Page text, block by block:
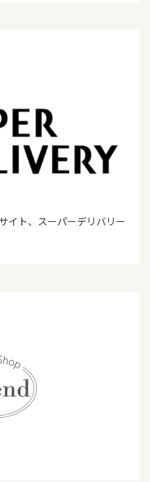
イト、スーパーデリバリー